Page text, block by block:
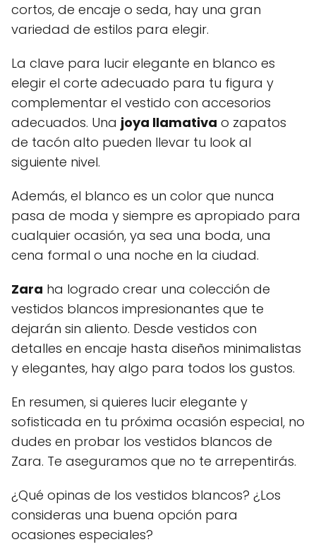
cortos, de encaje o seda, hay una gran
variedad de estilos para elegir.
La clave para lucir elegante en blanco es
elegir el corte adecuado para tu figura y
complementar el vestido con accesorios
adecuados. Una joya llamativa o zapatos
de tacón alto pueden llevar tu look al
siguiente nivel.
Además, el blanco es un color que nunca
pasa de moda y siempre es apropiado para
cualquier ocasión, ya sea una boda, una
cena formal o una noche en la ciudad.
Zara ha logrado crear una colección de
vestidos blancos impresionantes que te
dejarán sin aliento. Desde vestidos con
detalles en encaje hasta diseños minimalistas
y elegantes, hay algo para todos los gustos.
En resumen, si quieres lucir elegante y
sofisticada en tu próxima ocasión especial, no
dudes en probar los vestidos blancos de
Zara. Te aseguramos que no te arrepentirás.
¿Qué opinas de los vestidos blancos? ¿Los
consideras una buena opción para
ocasiones especiales?